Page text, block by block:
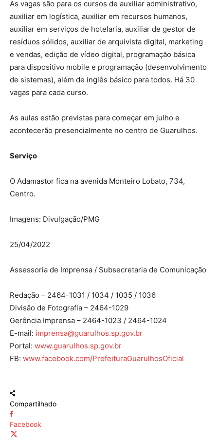
As vagas são para os cursos de auxiliar administrativo,
auxiliar em logística, auxiliar em recursos humanos,
auxiliar em serviços de hotelaria, auxiliar de gestor de
resíduos sólidos, auxiliar de arquivista digital, marketing
e vendas, edição de vídeo digital, programação básica
para dispositivo mobile e programação (desenvolvimento
de sistemas), além de inglês básico para todos. Há 30
vagas para cada curso.
As aulas estão previstas para começar em julho e
acontecerão presencialmente no centro de Guarulhos.
Serviço
O Adamastor fica na avenida Monteiro Lobato, 734,
Centro.
Imagens: Divulgação/PMG
25/04/2022
Assessoria de Imprensa / Subsecretaria de Comunicação
Redação – 2464-1031 / 1034 / 1035 / 1036
Divisão de Fotografia – 2464-1029
Gerência Imprensa – 2464-1023 / 2464-1024
E-mail: imprensa@guarulhos.sp.gov.br
Portal: www.guarulhos.sp.gov.br
FB: www.facebook.com/PrefeituraGuarulhosOficial
Compartilhado
Facebook